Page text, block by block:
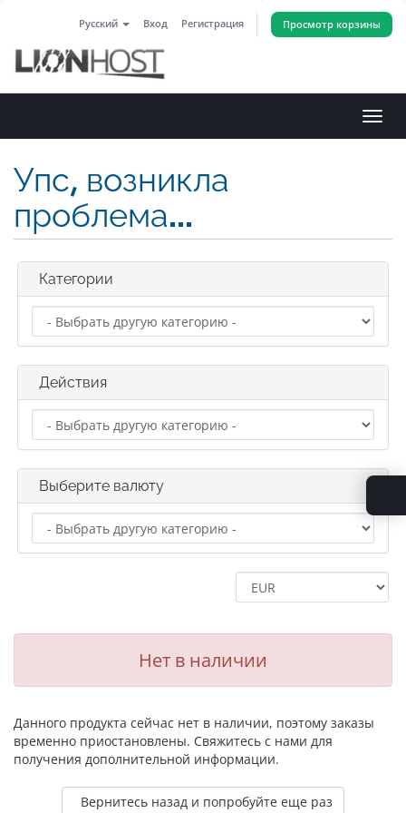
Русский Вход Регистрация Просмотр корзины
Упс, возникла
проблема...
Категории
Действия
Выберите валюту
Нет в наличии
Данного продукта сейчас нет в наличии, поэтому заказы
временно приостановлены. Свяжитесь с нами для
получения дополнительной информации.
Вернитесь назад и попробуйте еще раз